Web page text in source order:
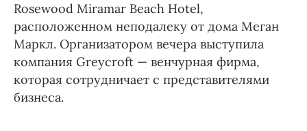
Rosewood Miramar Beach Hotel,
расположенном неподалеку от дома Меган
Маркл. Организатором вечера выступила
компания Greycroft — венчурная фирма,
которая сотрудничает с представителями
бизнеса.